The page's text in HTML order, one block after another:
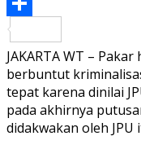
JAKARTA WT –
berbuntut
tepat karena dinilai
pada akhirnya
didakwakan oleh